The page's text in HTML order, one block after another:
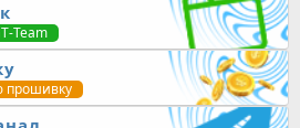
Team
прошивку